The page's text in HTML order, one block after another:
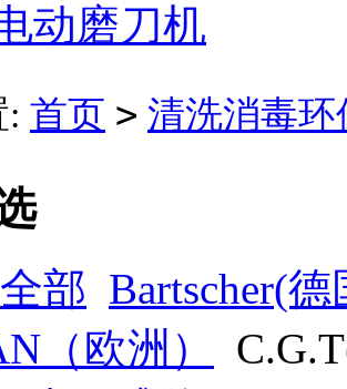
动磨刀机
: 首页 > 清洗消毒环
全部 Bartscher(德
（欧洲）